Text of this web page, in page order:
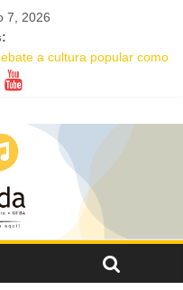
7, 2026
a cultura popular como
na Flipelô 2026
abre o Enecult 2026
reestreia na Casa Preta e
um casal na terceira